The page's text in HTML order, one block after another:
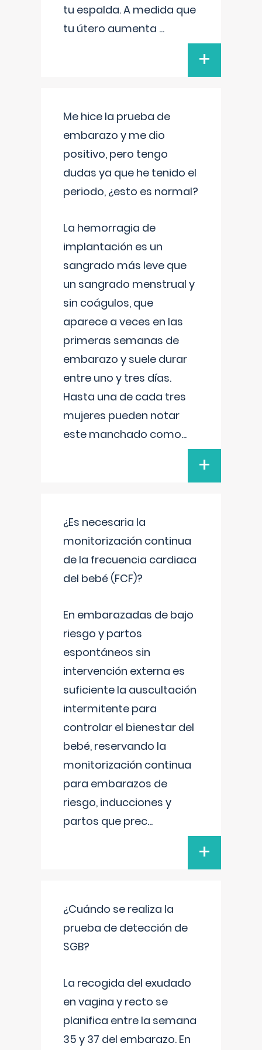
tu espalda. A medida que
tu útero aumenta ...
+
Me hice la prueba de
embarazo y me dio
positivo, pero tengo
dudas ya que he tenido el
periodo, ¿esto es normal?
La hemorragia de
implantación es un
sangrado más leve que
un sangrado menstrual y
sin coágulos, que
aparece a veces en las
primeras semanas de
embarazo y suele durar
entre uno y tres días.
Hasta una de cada tres
mujeres pueden notar
este manchado como...
+
¿Es necesaria la
monitorización continua
de la frecuencia cardiaca
del bebé (FCF)?
En embarazadas de bajo
riesgo y partos
espontáneos sin
intervención externa es
suficiente la auscultación
intermitente para
controlar el bienestar del
bebé, reservando la
monitorización continua
para embarazos de
riesgo, inducciones y
partos que prec...
+
¿Cuándo se realiza la
prueba de detección de
SGB?
La recogida del exudado
en vagina y recto se
planifica entre la semana
35 y 37 del embarazo. En